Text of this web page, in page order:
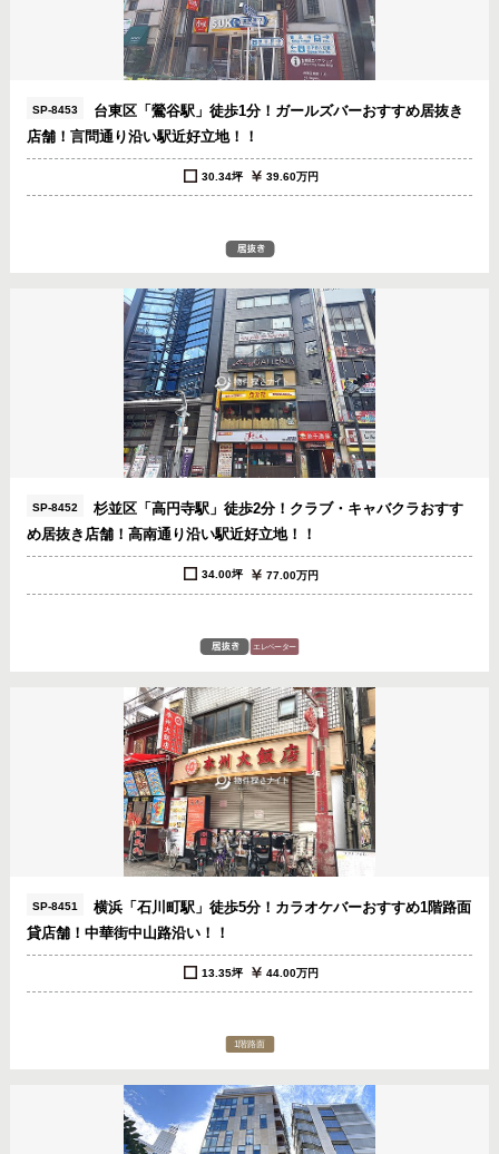
SP-8453
台東区「鶯谷駅」徒歩1分！ガールズバーおすすめ居抜き
店舗！言問通り沿い駅近好立地！！
30.34坪 39.60万円
SP-8452
杉並区「高円寺駅」徒歩2分！クラブ・キャバクラおすす
め居抜き店舗！高南通り沿い駅近好立地！！
34.00坪 77.00万円
SP-8451
横浜「石川町駅」徒歩5分！カラオケバーおすすめ1階路面
貸店舗！中華街中山路沿い！！
13.35坪 44.00万円